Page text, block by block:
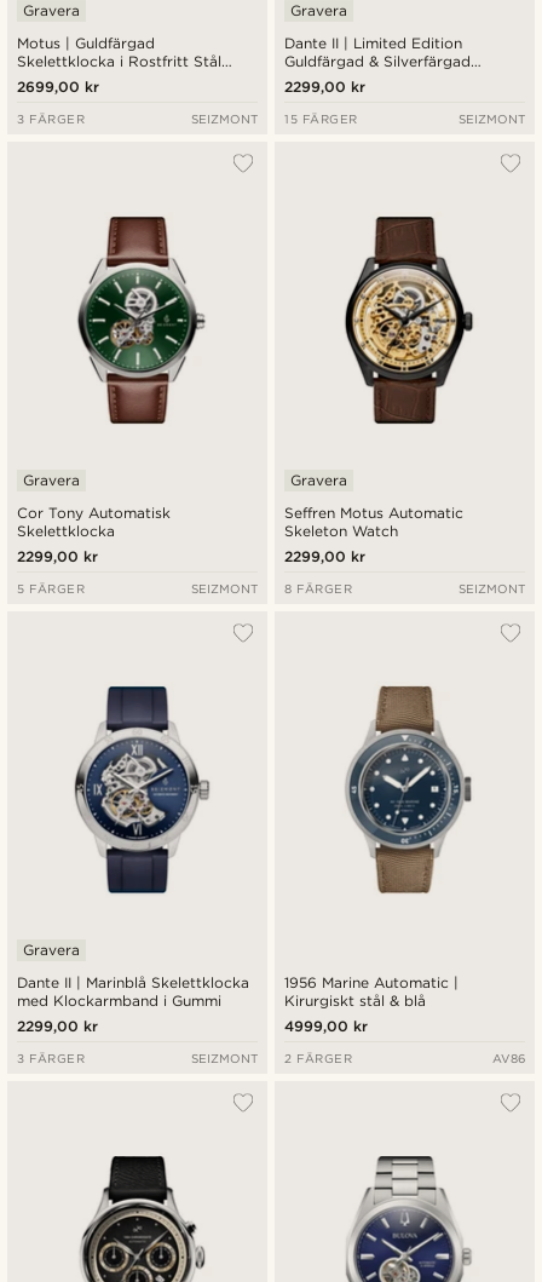
Motus | Guldfärgad
Skelettklocka i Rostfritt Stål
med Automatiskt Urverk
Gravera
2699,00 kr
3 FÄRGER SEIZMONT
Dante II | Limited Edition
Guldfärgad & Silverfärgad
Skelettklocka
Gravera
2299,00 kr
15 FÄRGER SEIZMONT
Cor Tony Automatisk
Skelettklocka
Gravera
2299,00 kr
5 FÄRGER SEIZMONT
Seffren Motus Automatic
Skeleton Watch
Gravera
2299,00 kr
8 FÄRGER SEIZMONT
Dante II | Marinblå Skelettklocka
med Klockarmband i Gummi
Gravera
2299,00 kr
3 FÄRGER SEIZMONT
1956 Marine Automatic |
Kirurgiskt stål & blå
4999,00 kr
2 FÄRGER AV86